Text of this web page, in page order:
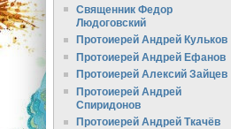
Священник Федор
Людоговский
Протоиерей Андрей Кульков
Протоиерей Андрей Ефанов
Протоиерей Алексий Зайцев
Протоиерей Андрей
Спиридонов
Протоиерей Андрей Ткачёв